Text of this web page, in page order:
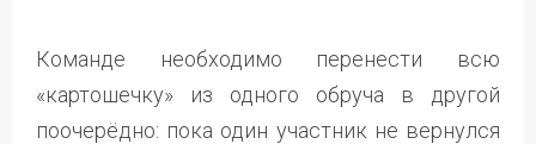
Команде необходимо перенести всю
«картошечку» из одного обруча в другой
поочерёдно: пока один участник не вернулся